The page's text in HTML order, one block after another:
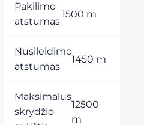
Pakilimo
atstumas
1500 m
Nusileidimo
atstumas
1450 m
Maksimalus
skrydžio
12500
m